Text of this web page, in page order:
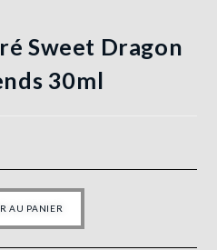
Sweet Dragon
30ml
AU PANIER